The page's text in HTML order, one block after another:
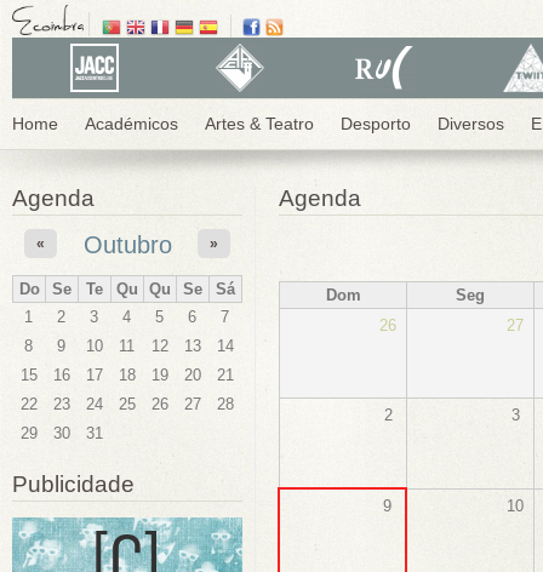
Home Académicos Artes & Teatro Desporto Diversos
Agenda
Outubro
« »
Do Se Te Qu Qu Se
Sá
1
2 3 4 5 6
7
8
9 10 11 12 13
14
15
16 17 18 19 20
21
22
23 24 25 26 27
28
29
30 31
Publicidade
Agenda
Dom
Seg
26
27
2 3
9 10